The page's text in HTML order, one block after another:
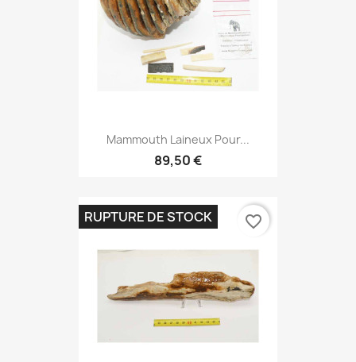
Mammouth Laineux Pour...
89,50 €
RUPTURE DE STOCK favorite_border